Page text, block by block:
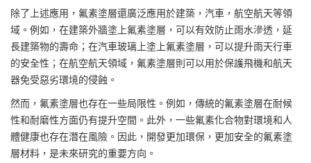
除了上述應用，氟素塗層還廣泛應用於建築，汽車，航空航天等領
域。例如，在建築外牆塗上氟素塗層，可以有效防止雨水滲透，延
長建築物的壽命；在汽車玻璃上塗上氟素塗層，可以提升雨天行車
的安全性；在航空航天領域，氟素塗層則可以用於保護飛機和航天
器免受惡劣環境的侵蝕。
然而，氟素塗層也存在一些局限性。例如，傳統的氟素塗層在耐候
性和耐磨性方面仍有提升空間。此外，一些氟素化合物對環境和人
體健康也存在潛在風險。因此，開發更加環保，更加安全的氟素塗
層材料，是未來研究的重要方向。